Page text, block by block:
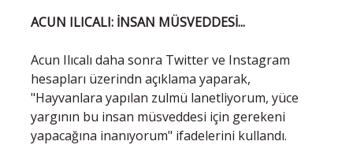
ACUN ILICALI: İNSAN MÜSVEDDESİ...
Acun Ilıcalı daha sonra Twitter ve Instagram
hesapları üzerindn açıklama yaparak,
"Hayvanlara yapılan zulmü lanetliyorum, yüce
yargının bu insan müsveddesi için gerekeni
yapacağına inanıyorum" ifadelerini kullandı.